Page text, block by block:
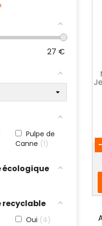
27 €
Pulpe de
Canne 1
écologique
recyclable
Oui 4